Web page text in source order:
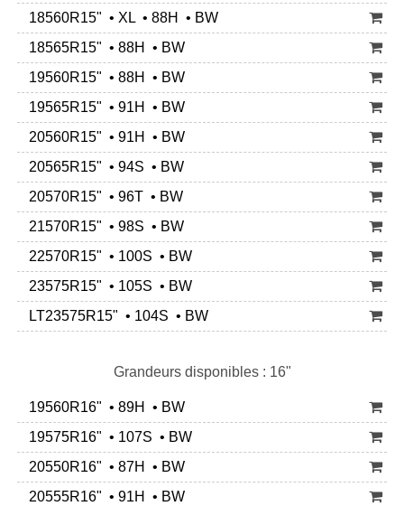
18560R15" • XL • 88H • BW
18565R15" • 88H • BW
19560R15" • 88H • BW
19565R15" • 91H • BW
20560R15" • 91H • BW
20565R15" • 94S • BW
20570R15" • 96T • BW
21570R15" • 98S • BW
22570R15" • 100S • BW
23575R15" • 105S • BW
LT23575R15" • 104S • BW
Grandeurs disponibles : 16"
19560R16" • 89H • BW
19575R16" • 107S • BW
20550R16" • 87H • BW
20555R16" • 91H • BW